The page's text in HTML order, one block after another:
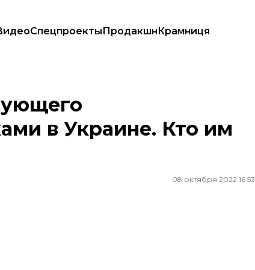
СпецпроектыПродакшнКрамниця
Кто им стал?
в Украине. Кто им
08 октября 2022 16:53